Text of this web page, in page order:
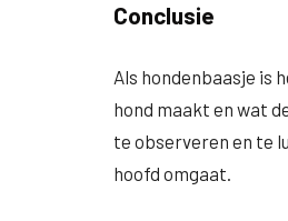
Conclusie
Als hondenbaasje is
hond maakt en wat
te observeren en te
hoofd omgaat.